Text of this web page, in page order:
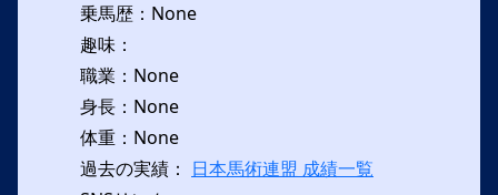
乗馬歴：None
趣味：
職業：None
身長：None
体重：None
過去の実績： 日本馬術連盟 成績一覧